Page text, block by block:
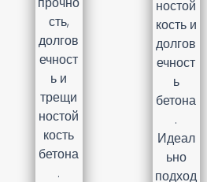
сть,
долгов
ечност
ь и
трещи
ностой
кость
бетона
.
ностой
кость и
долгов
ечност
ь
бетона
.
Идеал
ьно
подход